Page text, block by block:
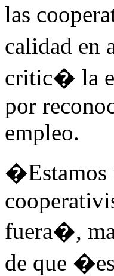
las
calidad
critic� la
por
empleo.
�Estamos
fuera�,
de que